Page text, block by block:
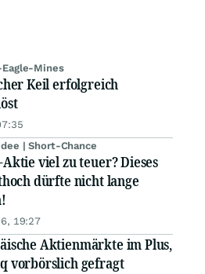
Mines
Keil erfolgreich
| Short-Chance
viel zu teuer? Dieses
dürfte nicht lange
19:27
Aktienmärkte im Plus,
vorbörslich gefragt